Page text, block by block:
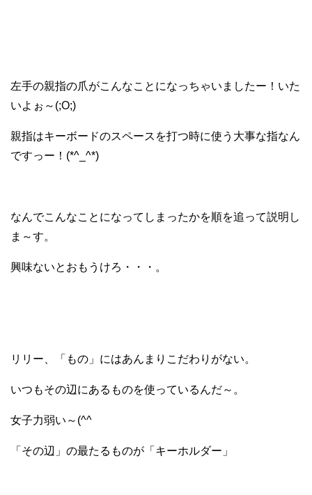
左手の親指の爪がこんなことになっちゃいましたー！いた
いよぉ～(;O;)
親指はキーボードのスペースを打つ時に使う大事な指なん
ですっー！(*^_^*)
なんでこんなことになってしまったかを順を追って説明し
ま～す。
興味ないとおもうけろ・・・。
リリー、「もの」にはあんまりこだわりがない。
いつもその辺にあるものを使っているんだ～。
女子力弱い～(^^ゞ
「その辺」の最たるものが「キーホルダー」